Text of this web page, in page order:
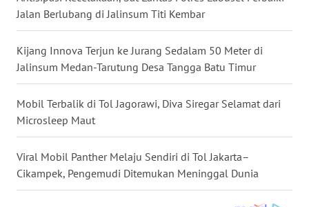
Jalan Berlubang di Jalinsum Titi Kembar
Kijang Innova Terjun ke Jurang Sedalam 50 Meter di
Jalinsum Medan-Tarutung Desa Tangga Batu Timur
Mobil Terbalik di Tol Jagorawi, Diva Siregar Selamat dari
Microsleep Maut
Viral Mobil Panther Melaju Sendiri di Tol Jakarta–
Cikampek, Pengemudi Ditemukan Meninggal Dunia
WN
NUSANTARA
WN
JOGJA
WN
JATIM
WN